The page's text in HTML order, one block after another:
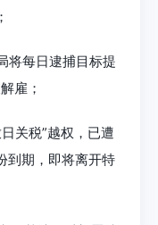
将每日逮捕目标提
雇；
关税”越权，已遭
到期，即将离开特